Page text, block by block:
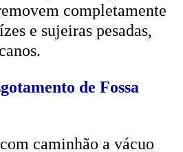
completamente
e sujeiras pesadas,
de Fossa
caminhão a vácuo